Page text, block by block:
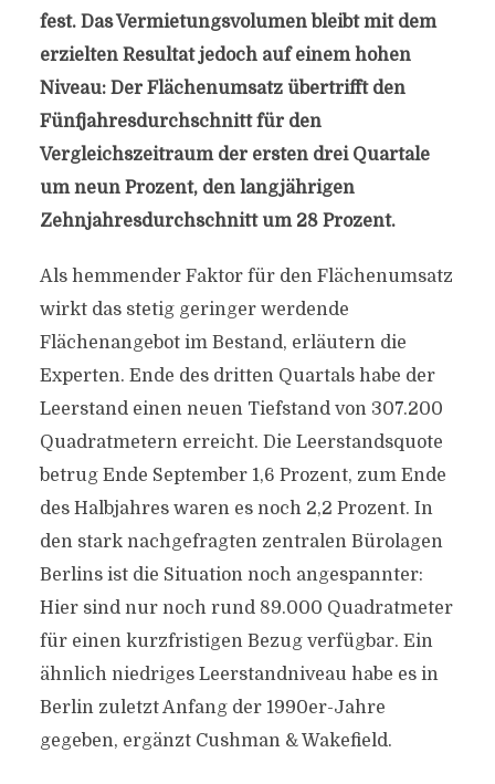
fest. Das Vermietungsvolumen bleibt mit dem
erzielten Resultat jedoch auf einem hohen
Niveau: Der Flächenumsatz übertrifft den
Fünfjahresdurchschnitt für den
Vergleichszeitraum der ersten drei Quartale
um neun Prozent, den langjährigen
Zehnjahresdurchschnitt um 28 Prozent.
Als hemmender Faktor für den Flächenumsatz
wirkt das stetig geringer werdende
Flächenangebot im Bestand, erläutern die
Experten. Ende des dritten Quartals habe der
Leerstand einen neuen Tiefstand von 307.200
Quadratmetern erreicht. Die Leerstandsquote
betrug Ende September 1,6 Prozent, zum Ende
des Halbjahres waren es noch 2,2 Prozent. In
den stark nachgefragten zentralen Bürolagen
Berlins ist die Situation noch angespannter:
Hier sind nur noch rund 89.000 Quadratmeter
für einen kurzfristigen Bezug verfügbar. Ein
ähnlich niedriges Leerstandniveau habe es in
Berlin zuletzt Anfang der 1990er-Jahre
gegeben, ergänzt Cushman & Wakefield.